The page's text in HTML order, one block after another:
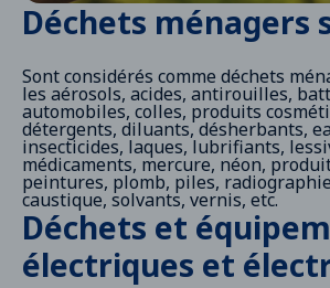
Déchets ménagers
Sont considérés comme déchets
les aérosols, acides, antirouilles,
automobiles, colles, produits
détergents, diluants, désherbants,
insecticides, laques, lubrifiants,
médicaments, mercure, néon,
peintures, plomb, piles,
caustique, solvants, vernis, etc.
Déchets et
électriques et